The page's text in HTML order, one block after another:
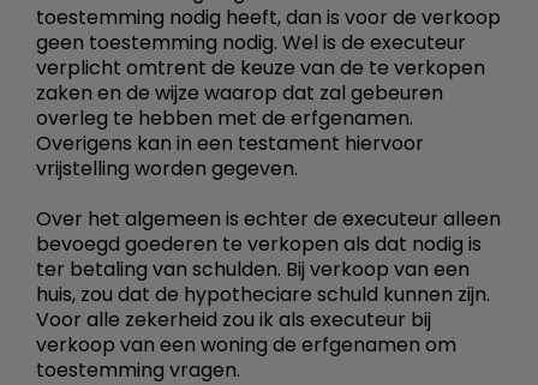
toestemming nodig heeft, dan is voor de verkoop
geen toestemming nodig. Wel is de executeur
verplicht omtrent de keuze van de te verkopen
zaken en de wijze waarop dat zal gebeuren
overleg te hebben met de erfgenamen.
Overigens kan in een testament hiervoor
vrijstelling worden gegeven.
Over het algemeen is echter de executeur alleen
bevoegd goederen te verkopen als dat nodig is
ter betaling van schulden. Bij verkoop van een
huis, zou dat de hypotheciare schuld kunnen zijn.
Voor alle zekerheid zou ik als executeur bij
verkoop van een woning de erfgenamen om
toestemming vragen.